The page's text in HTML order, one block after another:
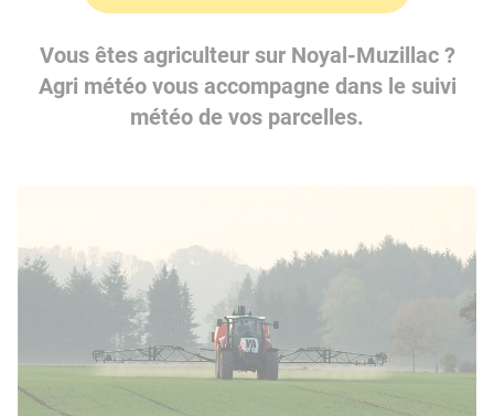
Vous êtes agriculteur sur Noyal-Muzillac ?
Agri météo vous accompagne dans le suivi
météo de vos parcelles.